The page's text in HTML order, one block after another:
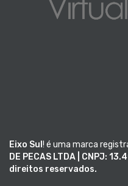
Eixo Sul ! é uma marca
DE PECAS LTDA | CNPJ:
direitos reservados.